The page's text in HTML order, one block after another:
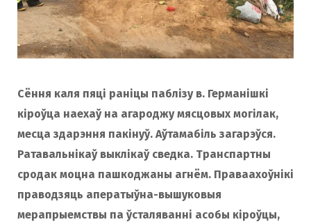
Сёння каля пяці раніцы паблізу в. Германішкі
кіроўца наехаў на агароджу мясцовых могілак,
месца здарэння пакінуў. Аўтамабіль загарэўся.
Ратавальнікаў выклікаў сведка. Транспартны
сродак моцна пашкоджаны агнём. Праваахоўнікі
праводзяць аператыўна-вышуковыя
мерапрыемствы па ўсталяванні асобы кіроўцы,